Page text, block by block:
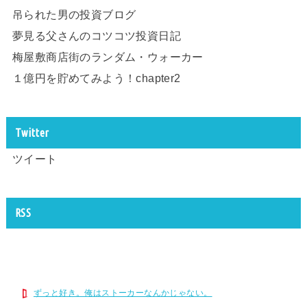
吊られた男の投資ブログ
夢見る父さんのコツコツ投資日記
梅屋敷商店街のランダム・ウォーカー
１億円を貯めてみよう！chapter2
Twitter
ツイート
RSS
ずっと好き。俺はストーカーなんかじゃない。